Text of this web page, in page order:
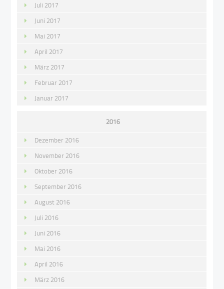
Juli 2017
Juni 2017
Mai 2017
April 2017
März 2017
Februar 2017
Januar 2017
2016
Dezember 2016
November 2016
Oktober 2016
September 2016
August 2016
Juli 2016
Juni 2016
Mai 2016
April 2016
März 2016